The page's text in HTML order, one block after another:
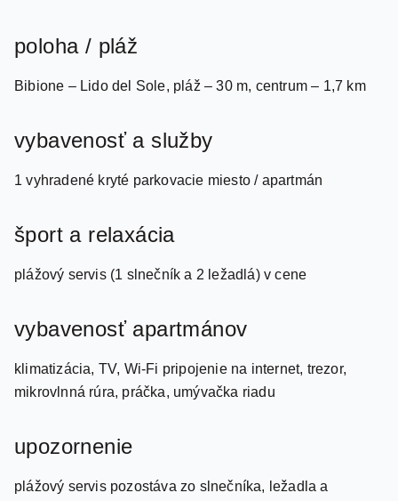
poloha / pláž
Bibione – Lido del Sole, pláž – 30 m, centrum – 1,7 km
vybavenosť a služby
1 vyhradené kryté parkovacie miesto / apartmán
šport a relaxácia
plážový servis (1 slnečník a 2 ležadlá) v cene
vybavenosť apartmánov
klimatizácia, TV, Wi-Fi pripojenie na internet, trezor,
mikrovlnná rúra, práčka, umývačka riadu
upozornenie
plážový servis pozostáva zo slnečníka, ležadla a